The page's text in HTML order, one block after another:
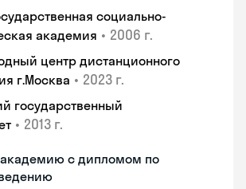
социально-
академия • 2006 г.
центр дистанционного
г.Москва • 2023 г.
государственный
• 2013 г.
с дипломом по